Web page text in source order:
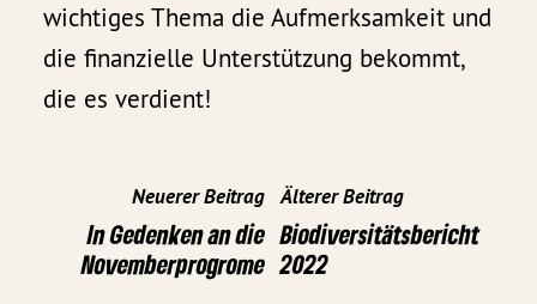
wichtiges Thema die Aufmerksamkeit und
die finanzielle Unterstützung bekommt,
die es verdient!
Neuerer Beitrag
In Gedenken an die
Novemberprogrome
Älterer Beitrag
Biodiversitätsbericht
2022